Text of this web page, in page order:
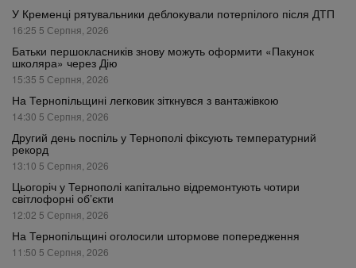
У Кременці рятувальники деблокували потерпілого після ДТП
16:25 5 Серпня, 2026
Батьки першокласників знову можуть оформити «Пакунок
школяра» через Дію
15:35 5 Серпня, 2026
На Тернопільщині легковик зіткнувся з вантажівкою
14:30 5 Серпня, 2026
Другий день поспіль у Тернополі фіксують температурний
рекорд
13:10 5 Серпня, 2026
Цьогоріч у Тернополі капітально відремонтують чотири
світлофорні об’єкти
12:02 5 Серпня, 2026
На Тернопільщині оголосили штормове попередження
11:50 5 Серпня, 2026